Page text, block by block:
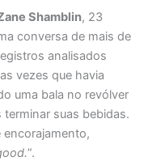
Shamblin, 23
conversa de mais de
analisados
vezes que havia
uma bala no revólver
suas bebidas.
”.